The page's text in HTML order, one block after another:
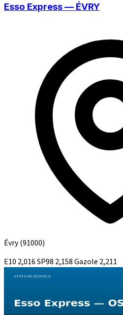
Esso Express — ÉVRY
Évry(91000)
E10 2,016SP98 2,158Gazole 2,211